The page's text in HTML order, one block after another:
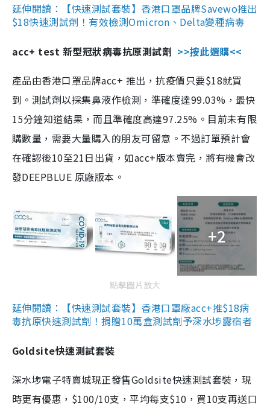
延伸閱讀：【快速測試套裝】香港口罩品牌Savewo推出
$18快速測試劑！有效檢測Omicron、Delta變種病毒
acc+ test 新型冠狀病毒抗原測試劑 >>按此選購<<
產品由香港口罩品牌acc+ 推出，抗疫價只要$18就買
到。測試劑以採集鼻液作檢測，準確度達99.03%，最快
15分鐘知道結果，而且準確度高達97.25%。目前未有限
購數量，需要大量購入的朋友可留意。不過訂單預計會
在確認後10至21日出貨，如acc+版本賣完，將有機會改
發DEEPBLUE 原廠版本。
+2
點擊圖片放大
延伸閱讀：【快速測試套裝】香港口罩廠acc+推$18病
毒抗原快速測試劑！捐贈10萬盒測試劑予深水埗露宿者
Goldsite快速測試套裝
深水埗電子特賣城現正發售Goldsite快速測試套裝，現
時更有優惠，$100/10支，平均每支$10，買10支再送口